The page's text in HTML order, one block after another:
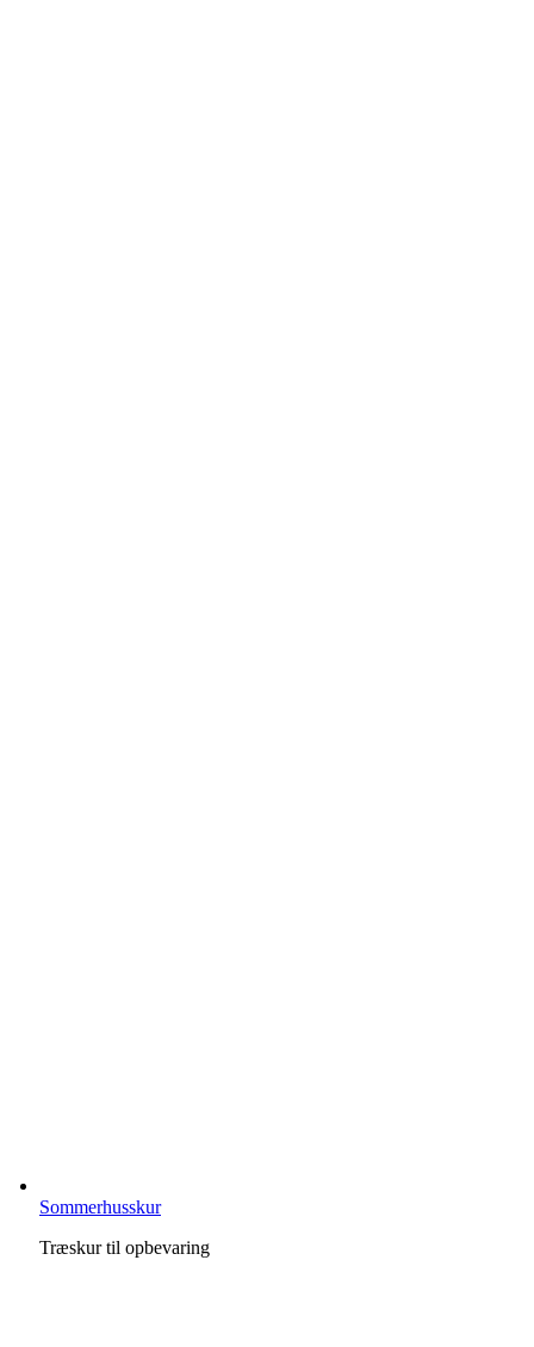
Sommerhusskur
Træskur til opbevaring